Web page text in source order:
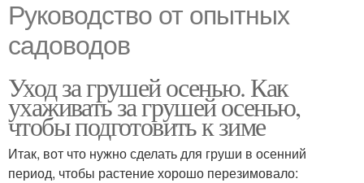
Руководство от опытных
садоводов
Уход за грушей осенью. Как
ухаживать за грушей осенью,
чтобы подготовить к зиме
Итак, вот что нужно сделать для груши в осенний
период, чтобы растение хорошо перезимовало: